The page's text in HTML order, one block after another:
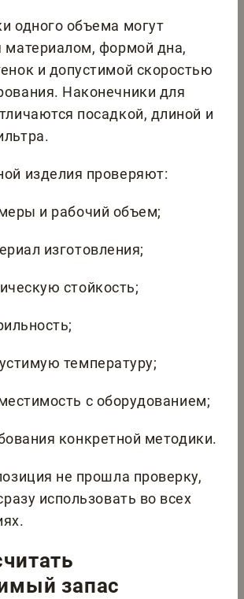
одного объема могут
материалом, формой дна,
и допустимой скоростью
Наконечники для
посадкой, длиной и
изделия проверяют:
и рабочий объем;
изготовления;
стойкость;
температуру;
с оборудованием;
конкретной методики.
не прошла проверку,
использовать во всех
запас